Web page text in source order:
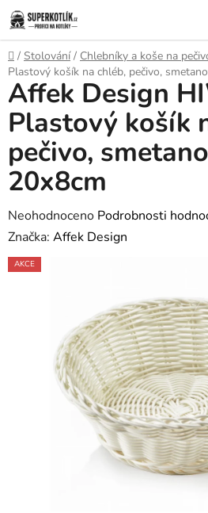
Přejít
na
obsah
Domů
/ Stolování / Chlebníky a koše na
Plastový košík na chléb, pečivo,
Affek Design
Plastový košík
pečivo,
20x8cm
Průměrné
hodnocení
produktu
hvězdiček.
Neohodnoceno Podrobnosti
Značka: Affek Design
AKCE